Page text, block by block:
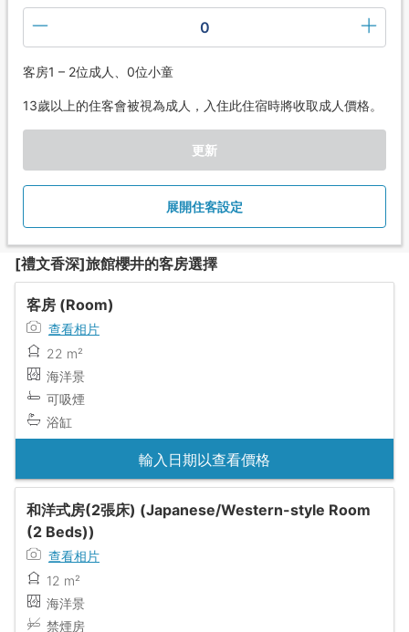
0
客房1 – 2位成人、0位小童
13歲以上的住客會被視為成人，入住此住宿時將收取成人價格。
更新
展開住客設定
[禮文香深]旅館櫻井的客房選擇
客房 (Room)
查看相片
22 m²
海洋景
可吸煙
浴缸
輸入日期以查看價格
和洋式房(2張床) (Japanese/Western-style Room
(2 Beds))
查看相片
12 m²
海洋景
禁煙房